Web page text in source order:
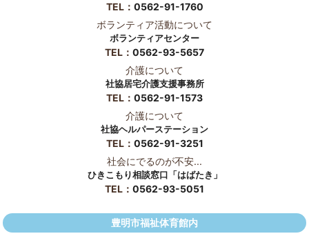
TEL： 0562-91-1760
ボランティア活動について
ボランティアセンター
TEL： 0562-93-5657
介護について
社協居宅介護支援事務所
TEL： 0562-91-1573
介護について
社協ヘルパーステーション
TEL： 0562-91-3251
社会にでるのが不安...
ひきこもり相談窓口「はばたき」
TEL： 0562-93-5051
豊明市福祉体育館内